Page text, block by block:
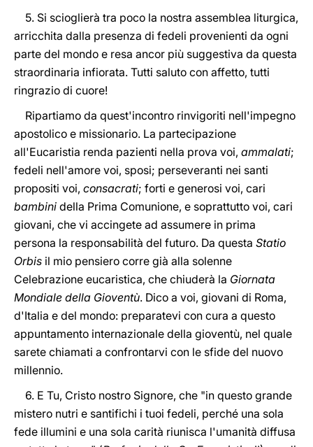
5. Si scioglierà tra poco la nostra assemblea liturgica,
arricchita dalla presenza di fedeli provenienti da ogni
parte del mondo e resa ancor più suggestiva da questa
straordinaria infiorata. Tutti saluto con affetto, tutti
ringrazio di cuore!
Ripartiamo da quest'incontro rinvigoriti nell'impegno
apostolico e missionario. La partecipazione
all'Eucaristia renda pazienti nella prova voi, ammalati;
fedeli nell'amore voi, sposi; perseveranti nei santi
propositi voi, consacrati; forti e generosi voi, cari
bambini della Prima Comunione, e soprattutto voi, cari
giovani, che vi accingete ad assumere in prima
persona la responsabilità del futuro. Da questa Statio
Orbis il mio pensiero corre già alla solenne
Celebrazione eucaristica, che chiuderà la Giornata
Mondiale della Gioventù. Dico a voi, giovani di Roma,
d'Italia e del mondo: preparatevi con cura a questo
appuntamento internazionale della gioventù, nel quale
sarete chiamati a confrontarvi con le sfide del nuovo
millennio.
6. E Tu, Cristo nostro Signore, che "in questo grande
mistero nutri e santifichi i tuoi fedeli, perché una sola
fede illumini e una sola carità riunisca l'umanità diffusa